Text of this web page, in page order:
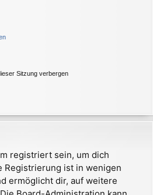
Sitzung verbergen
registriert sein, um dich
Registrierung ist in wenigen
ermöglicht dir, auf weitere